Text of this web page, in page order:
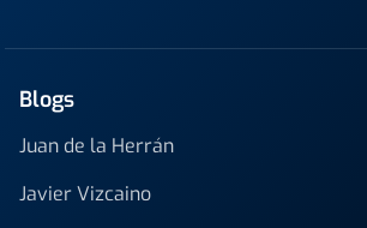
Blogs
Juan de la Herrán
Javier Vizcaino